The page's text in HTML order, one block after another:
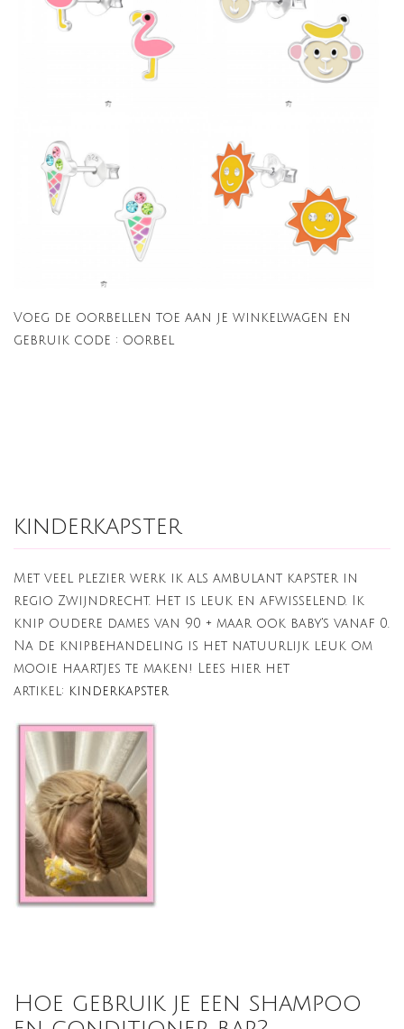
Voeg de oorbellen toe aan je winkelwagen en
gebruik code : oorbel
kinderkapster
Met veel plezier werk ik als ambulant kapster in
regio Zwijndrecht. Het is leuk en afwisselend. Ik
knip oudere dames van 90 + maar ook baby's vanaf 0.
Na de knipbehandeling is het natuurlijk leuk om
mooie haartjes te maken! Lees hier het
artikel: kinderkapster
Hoe gebruik je een shampoo